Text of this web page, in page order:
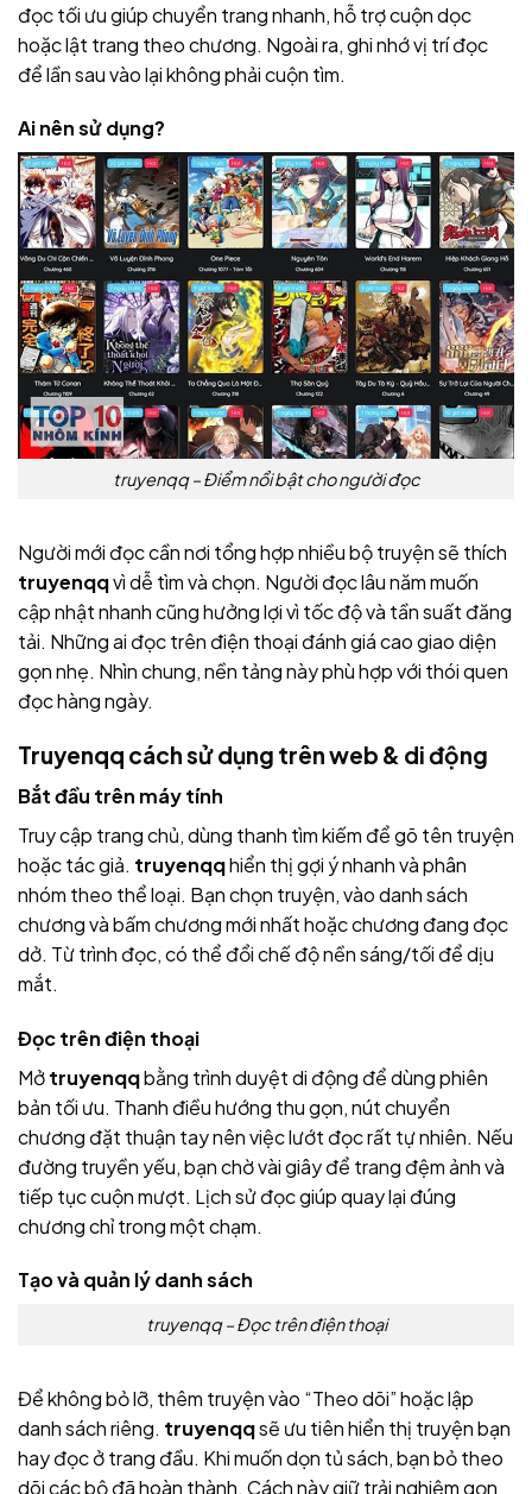
đọc tối ưu giúp chuyển trang nhanh, hỗ trợ cuộn dọc
hoặc lật trang theo chương. Ngoài ra, ghi nhớ vị trí đọc
để lần sau vào lại không phải cuộn tìm.
Ai nên sử dụng?
truyenqq – Điểm nổi bật cho người đọc
Người mới đọc cần nơi tổng hợp nhiều bộ truyện sẽ thích
truyenqqvì dễ tìm và chọn. Người đọc lâu năm muốn
cập nhật nhanh cũng hưởng lợi vì tốc độ và tần suất đăng
tải. Những ai đọc trên điện thoại đánh giá cao giao diện
gọn nhẹ. Nhìn chung, nền tảng này phù hợp với thói quen
đọc hàng ngày.
Truyenqq cách sử dụng trên web & di động
Bắt đầu trên máy tính
Truy cập trang chủ, dùng thanh tìm kiếm để gõ tên truyện
hoặc tác giả. truyenqqhiển thị gợi ý nhanh và phân
nhóm theo thể loại. Bạn chọn truyện, vào danh sách
chương và bấm chương mới nhất hoặc chương đang đọc
dở. Từ trình đọc, có thể đổi chế độ nền sáng/tối để dịu
mắt.
Đọc trên điện thoại
Mởtruyenqqbằng trình duyệt di động để dùng phiên
bản tối ưu. Thanh điều hướng thu gọn, nút chuyển
chương đặt thuận tay nên việc lướt đọc rất tự nhiên. Nếu
đường truyền yếu, bạn chờ vài giây để trang đệm ảnh và
tiếp tục cuộn mượt. Lịch sử đọc giúp quay lại đúng
chương chỉ trong một chạm.
Tạo và quản lý danh sách
truyenqq – Đọc trên điện thoại
Để không bỏ lỡ, thêm truyện vào “Theo dõi” hoặc lập
danh sách riêng. truyenqqsẽ ưu tiên hiển thị truyện bạn
hay đọc ở trang đầu. Khi muốn dọn tủ sách, bạn bỏ theo
dõi các bộ đã hoàn thành. Cách này giữ trải nghiệm gọn